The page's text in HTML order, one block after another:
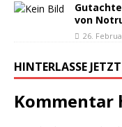
von
26.
HINTERLASSE
Kommentar